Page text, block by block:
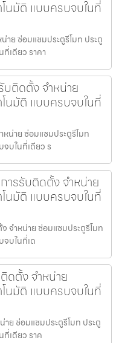
นมัติ แบบครบจบในที่
าย ซ่อมแซมประตูรีโมท ประตู
เดียว ราคา
ติดตั้ง จำหน่าย
นมัติ แบบครบจบในที่
น่าย ซ่อมแซมประตูรีโมท
บในที่เดียว ร
ารรับติดตั้ง จำหน่าย
นมัติ แบบครบจบในที่
จำหน่าย ซ่อมแซมประตูรีโมท
บในที่เด
ดตั้ง จำหน่าย
นมัติ แบบครบจบในที่
ย ซ่อมแซมประตูรีโมท ประตู
เดียว ราค